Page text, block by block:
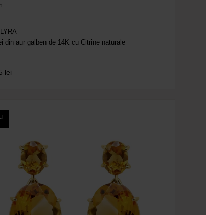
din aur galben de 14K cu Citrine naturale
lei